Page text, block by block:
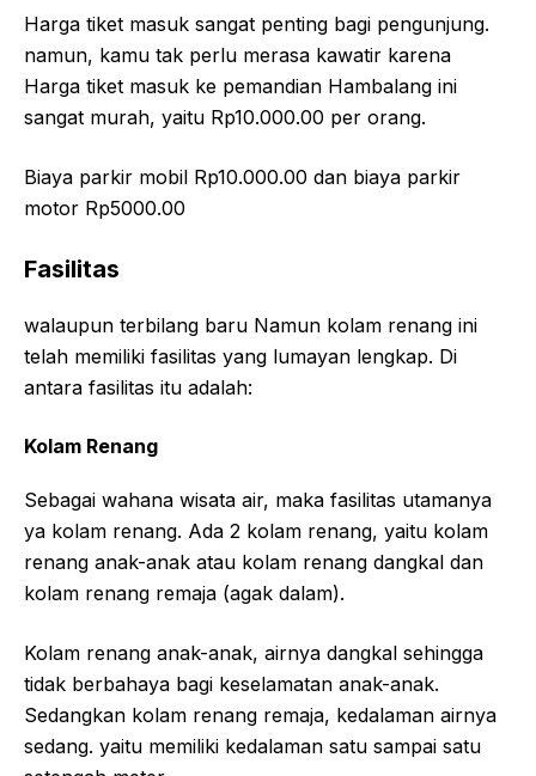
Harga tiket masuk sangat penting bagi pengunjung.
namun, kamu tak perlu merasa kawatir karena
Harga tiket masuk ke pemandian Hambalang ini
sangat murah, yaitu Rp10.000.00 per orang.
Biaya parkir mobil Rp10.000.00 dan biaya parkir
motor Rp5000.00
Fasilitas
walaupun terbilang baru Namun kolam renang ini
telah memiliki fasilitas yang lumayan lengkap. Di
antara fasilitas itu adalah:
Kolam Renang
Sebagai wahana wisata air, maka fasilitas utamanya
ya kolam renang. Ada 2 kolam renang, yaitu kolam
renang anak-anak atau kolam renang dangkal dan
kolam renang remaja (agak dalam).
Kolam renang anak-anak, airnya dangkal sehingga
tidak berbahaya bagi keselamatan anak-anak.
Sedangkan kolam renang remaja, kedalaman airnya
sedang. yaitu memiliki kedalaman satu sampai satu